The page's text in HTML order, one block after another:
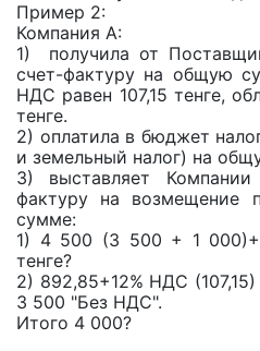
Пример 2:
Компания А:
1) получила от
счет-фактуру на общую
НДС равен 107,15 тенге,
тенге.
2) оплатила в бюджет
и земельный налог) на
3) выставляет
фактуру на возмещение
сумме:
1) 4 500 (3 500 + 1
тенге?
2) 892,85+12% НДС
3 500 "Без НДС".
Итого 4 000?